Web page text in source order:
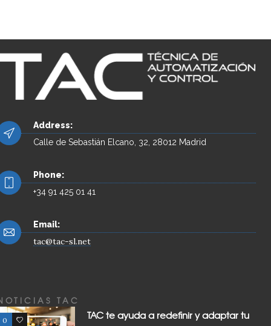
Address:
Calle de Sebastián Elcano, 32, 28012 Madrid
Phone:
+34 91 425 01 41
Email:
tac@tac-sl.net
TAC
0 0
TAC te ayuda a redefinir y adaptar tu